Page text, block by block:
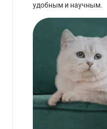
удобным и научным.